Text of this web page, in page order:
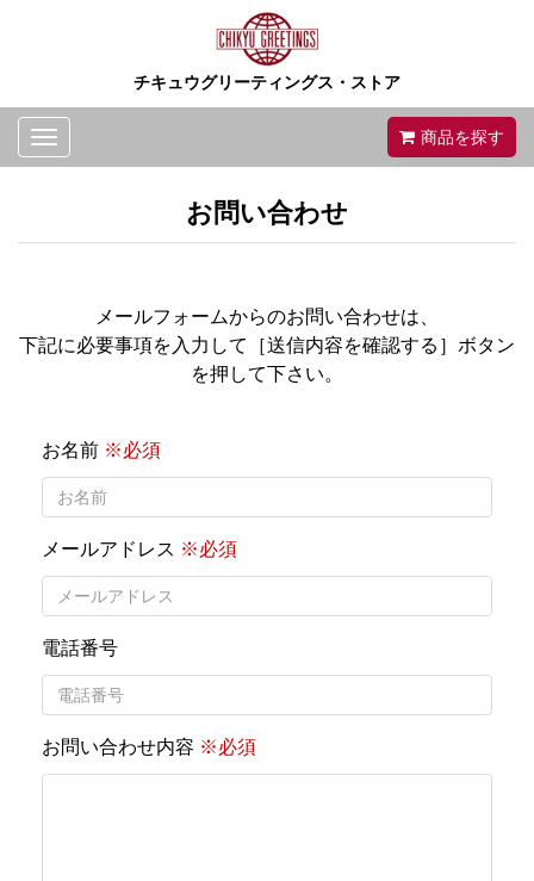
チキュウグリーティングス・ストア
Toggle
navigation
商品を探す
お問い合わせ
メールフォームからのお問い合わせは、
下記に必要事項を入力して［送信内容を確認する］ボタン
を押して下さい。
お名前 ※必須
メールアドレス ※必須
電話番号
お問い合わせ内容 ※必須